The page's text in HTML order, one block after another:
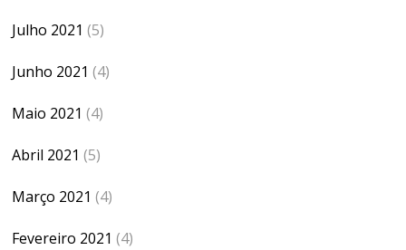
Julho 2021 (5)
Junho 2021 (4)
Maio 2021 (4)
Abril 2021 (5)
Março 2021 (4)
Fevereiro 2021 (4)